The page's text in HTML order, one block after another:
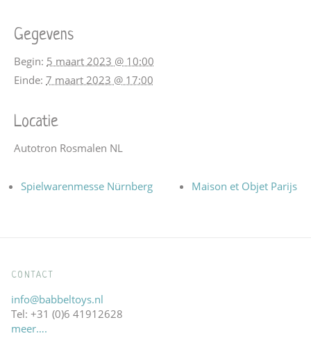
Gegevens
Begin: 5 maart 2023 @ 10:00
Einde: 7 maart 2023 @ 17:00
Locatie
Autotron Rosmalen NL
Spielwarenmesse Nürnberg Maison et Objet Parijs
CONTACT
info@babbeltoys.nl
Tel: +31 (0)6 41912628
meer….